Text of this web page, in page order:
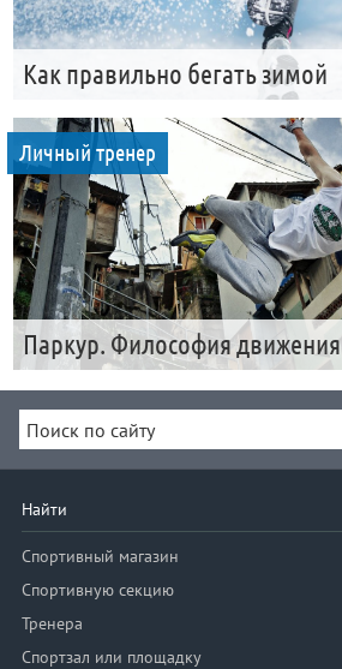
Как правильно бегать зимой
Личный тренер
Паркур. Философия движения
Найти
Спортивный магазин
Спортивную секцию
Тренера
Спортзал или площадку